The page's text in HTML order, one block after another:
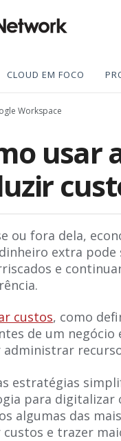
CLOUD EM FOCO
Workspace
usar
ou fora dela,
extra
e
custos, como
de um
administrar
estratégias
para digitalizar
algumas das
custos e trazer